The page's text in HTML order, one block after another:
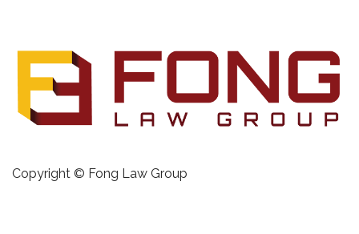
Copyright © Fong Law Group